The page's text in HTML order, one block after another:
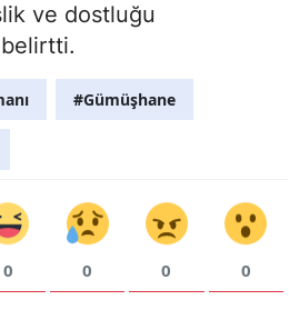
ve dostluğu
#Gümüşhane
0 0 0 0